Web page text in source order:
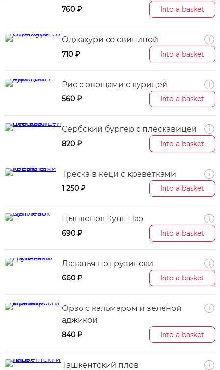
760 ₽ Into a basket
Оджахури со свининой
710 ₽ Into a basket
Рис с овощами с курицей
560 ₽ Into a basket
Сербский бургер с плескавицей
820 ₽ Into a basket
Треска в кеци с креветками
1 250 ₽ Into a basket
Цыпленок Кунг Пао
690 ₽ Into a basket
Лазанья по грузински
660 ₽ Into a basket
Орзо с кальмаром и зеленой
аджикой
840 ₽ Into a basket
Ташкентский плов